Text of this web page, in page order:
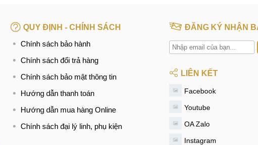
QUY ĐỊNH - CHÍNH SÁCH
Chính sách bảo hành
Chính sách đổi trả hàng
Chính sách bảo mật thông tin
Hướng dẫn thanh toán
Hướng dẫn mua hàng Online
Chính sách đại lý linh, phụ kiện
ĐĂNG KÝ NHẬN
LIÊN KẾT
Facebook
Youtube
OA Zalo
Instagram